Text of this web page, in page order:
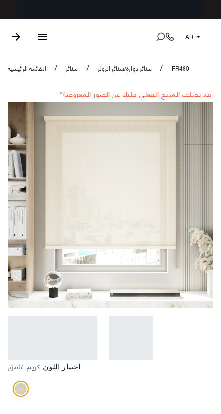
AR
القائمة الرئيسية / ستائر / ستائر دوارة/ستائر الرولر / FR480
*قد يختلف المنتج الفعلي قليلاً عن الصور المعروضة
اختيار اللون كريم غامق